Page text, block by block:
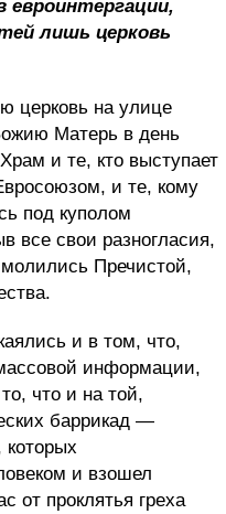
евроинтергации,
лишь церковь
церковь на улице
Матерь в день
и те, кто выступает
и те, кому
под куполом
все свои разногласия,
Пречистой,
и в том, что,
информации,
что и на той,
баррикад —
которых
и взошел
от проклятья греха